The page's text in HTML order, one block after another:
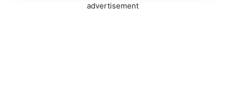
advertisement